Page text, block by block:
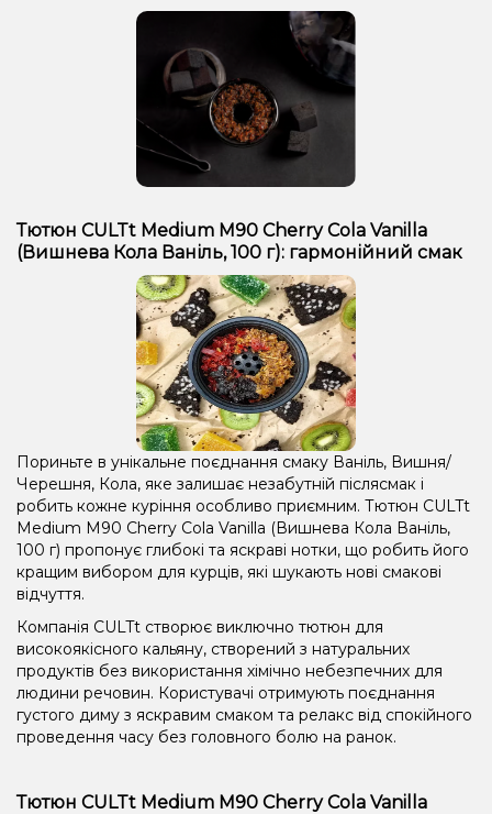
Тютюн CULTt Medium M90 Cherry Cola Vanilla
(Вишнева Кола Ваніль, 100 г): гармонійний смак
Пориньте в унікальне поєднання смаку Ваніль, Вишня/
Черешня, Кола, яке залишає незабутній післясмак і
робить кожне куріння особливо приємним. Тютюн CULTt
Medium M90 Cherry Cola Vanilla (Вишнева Кола Ваніль,
100 г) пропонує глибокі та яскраві нотки, що робить його
кращим вибором для курців, які шукають нові смакові
відчуття.
Компанія CULTt створює виключно тютюн для
високоякісного кальяну, створений з натуральних
продуктів без використання хімічно небезпечних для
людини речовин. Користувачі отримують поєднання
густого диму з яскравим смаком та релакс від спокійного
проведення часу без головного болю на ранок.
Тютюн CULTt Medium M90 Cherry Cola Vanilla